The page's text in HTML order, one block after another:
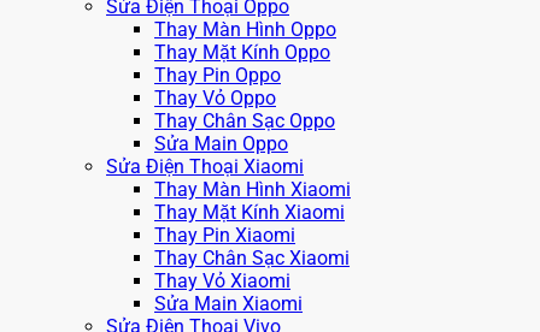
Sửa Điện Thoại Oppo
Thay Màn Hình Oppo
Thay Mặt Kính Oppo
Thay Pin Oppo
Thay Vỏ Oppo
Thay Chân Sạc Oppo
Sửa Main Oppo
Sửa Điện Thoại Xiaomi
Thay Màn Hình Xiaomi
Thay Mặt Kính Xiaomi
Thay Pin Xiaomi
Thay Chân Sạc Xiaomi
Thay Vỏ Xiaomi
Sửa Main Xiaomi
Sửa Điện Thoại Vivo